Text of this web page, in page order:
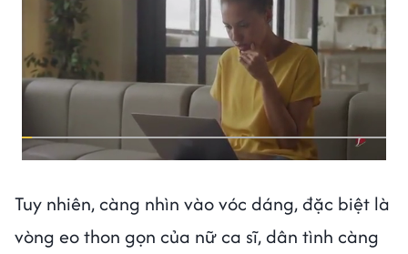
Tuy nhiên, càng nhìn vào vóc dáng, đặc biệt là
vòng eo thon gọn của nữ ca sĩ, dân tình càng